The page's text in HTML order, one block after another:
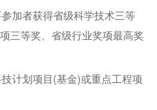
加者获得省级科学技术三等
三等奖、省级行业奖项最高奖
计划项目(基金)或重点工程项